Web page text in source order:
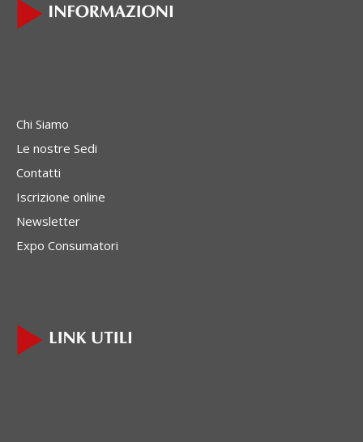
Chi Siamo
Le nostre Sedi
Contatti
Iscrizione online
Newsletter
Expo Consumatori